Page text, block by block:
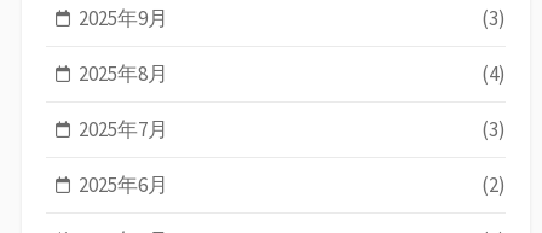
2025年9月 (3)
2025年8月 (4)
2025年7月 (3)
2025年6月 (2)